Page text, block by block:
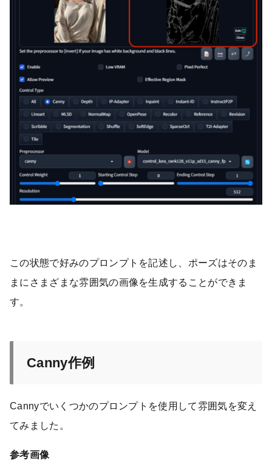
この状態で好みのプロンプトを記述し、ポーズはそのま
まにさまざまな雰囲気の画像を生成することができま
す。
Canny作例
Cannyでいくつかのプロンプトを使用して雰囲気を変え
てみました。
参考画像